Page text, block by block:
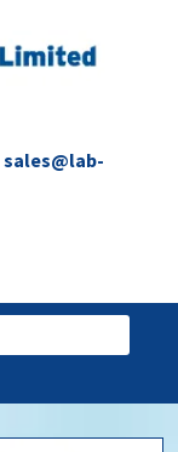
sales@lab-